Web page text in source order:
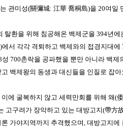
관미성(關彌城: 江華 喬桐島)을 20여일
탈환을 위해 침공해온 백제군을 394년에
에서 각각 격퇴하고 백제와의 접경지대에
성 700촌락을 공파했을 뿐만 아니라 백제
백제왕의 동생과 대신들을 인질로 잡
이에 굴복하지 않고 세력만회를 위해 왜(
고구려 가 장악하고 있는 대방고지(帶方
가야지역까지 추격했으며, 대방고지